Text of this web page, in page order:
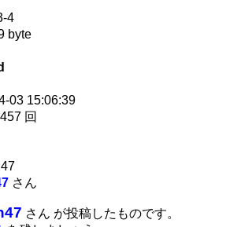
4
byte
03 15:06:39
回
さん
さん が投稿したものです。